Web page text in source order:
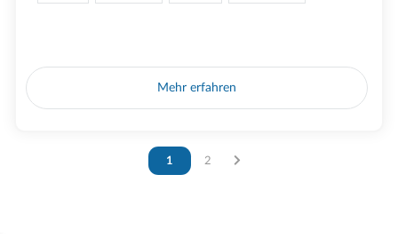
Mehr erfahren
Vous êtes sur la page
1 Vous êtes sur la page
2